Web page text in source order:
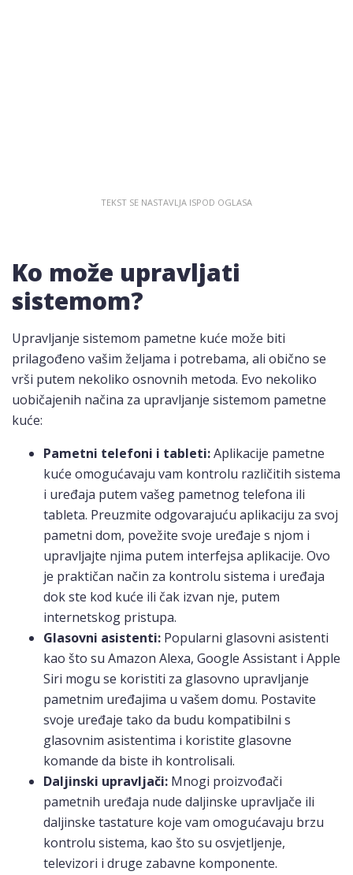
Ko može upravljati
sistemom?
Upravljanje sistemom pametne kuće može biti
prilagođeno vašim željama i potrebama, ali obično se
vrši putem nekoliko osnovnih metoda. Evo nekoliko
uobičajenih načina za upravljanje sistemom pametne
kuće:
Pametni telefoni i tableti:Aplikacije pametne
kuće omogućavaju vam kontrolu različitih sistema
i uređaja putem vašeg pametnog telefona ili
tableta. Preuzmite odgovarajuću aplikaciju za svoj
pametni dom, povežite svoje uređaje s njom i
upravljajte njima putem interfejsa aplikacije. Ovo
je praktičan način za kontrolu sistema i uređaja
dok ste kod kuće ili čak izvan nje, putem
internetskog pristupa.
Glasovni asistenti: Popularni glasovni asistenti
kao što su Amazon Alexa, Google Assistant i Apple
Siri mogu se koristiti za glasovno upravljanje
pametnim uređajima u vašem domu. Postavite
svoje uređaje tako da budu kompatibilni s
glasovnim asistentima i koristite glasovne
komande da biste ih kontrolisali.
Daljinski upravljači: Mnogi proizvođači
pametnih uređaja nude daljinske upravljače ili
daljinske tastature koje vam omogućavaju brzu
kontrolu sistema, kao što su osvjetljenje,
televizori i druge zabavne komponente.